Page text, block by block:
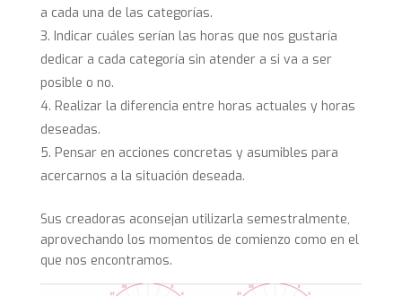
a cada una de las categorías.
Indicar cuáles serían las horas que nos gustaría
dedicar a cada categoría sin atender a si va a ser
posible o no.
Realizar la diferencia entre horas actuales y horas
deseadas.
Pensar en acciones concretas y asumibles para
acercarnos a la situación deseada.
Sus creadoras aconsejan utilizarla semestralmente,
aprovechando los momentos de comienzo como en el
que nos encontramos.